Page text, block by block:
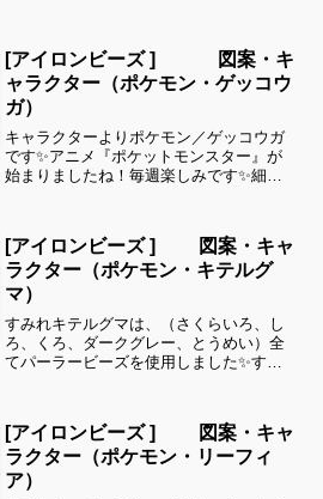
ださいね。これくらいのサイズは子ども
の集中力にもちょうど...
[アイロンビーズ ] 図案・キ
ャラクター（ポケモン・ゲッコウ
ガ）
キャラクターよりポケモン／ゲッコウガ
です✨アニメ『ポケットモンスター』が
始まりましたね！毎週楽しみです✨細い
イズは子どもの集中力にもちょうど良い
ようです。全部作ることが...
[アイロンビーズ ] 図案・キャ
ラクター（ポケモン・キテルグ
マ）
すみれキテルグマは、（さくらいろ、し
ろ、くろ、ダークグレー、とうめい）全
てパーラービーズを使用しました✨すみ
きます！お時間がありましたら、他の図
案もぜひ覗いてみてくださ...
[アイロンビーズ ] 図案・キャ
ラクター（ポケモン・リーフィ
ア）